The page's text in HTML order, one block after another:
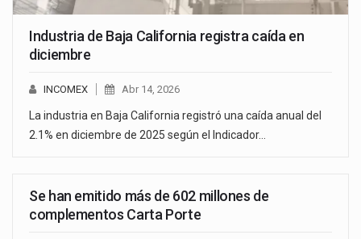
Industria de Baja California registra caída en
diciembre
INCOMEX Abr 14, 2026
La industria en Baja California registró una caída anual del
2.1% en diciembre de 2025 según el Indicador…
Se han emitido más de 602 millones de
complementos Carta Porte